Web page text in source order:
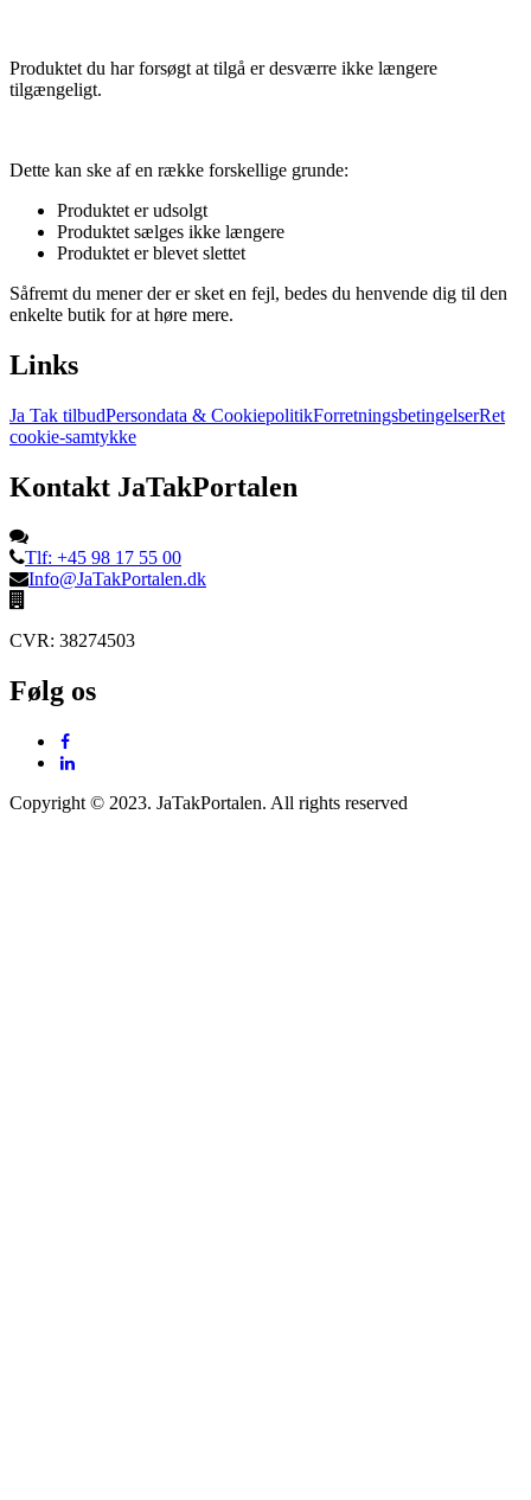
Produktet du har forsøgt at tilgå er desværre ikke længere
tilgængeligt.
Dette kan ske af en række forskellige grunde:
Produktet er udsolgt
Produktet sælges ikke længere
Produktet er blevet slettet
Såfremt du mener der er sket en fejl, bedes du henvende dig til den
enkelte butik for at høre mere.
Links
Ja Tak tilbudPersondata & CookiepolitikForretningsbetingelserRet
cookie-samtykke
Kontakt JaTakPortalen
Tlf: +45 98 17 55 00
Info@JaTakPortalen.dk
CVR: 38274503
Følg os
Copyright © 2023. JaTakPortalen. All rights reserved